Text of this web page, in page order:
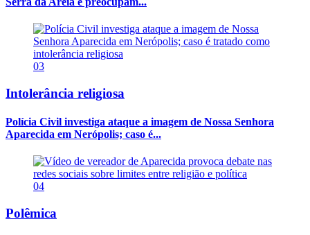
03
Intolerância religiosa
Polícia Civil investiga ataque a imagem de Nossa Senhora
Aparecida em Nerópolis; caso é...
04
Polêmica